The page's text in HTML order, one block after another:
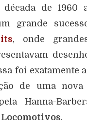
de 1960
grande
, onde
foi exatamente
de uma nova
Hanna-
Locomotivos.